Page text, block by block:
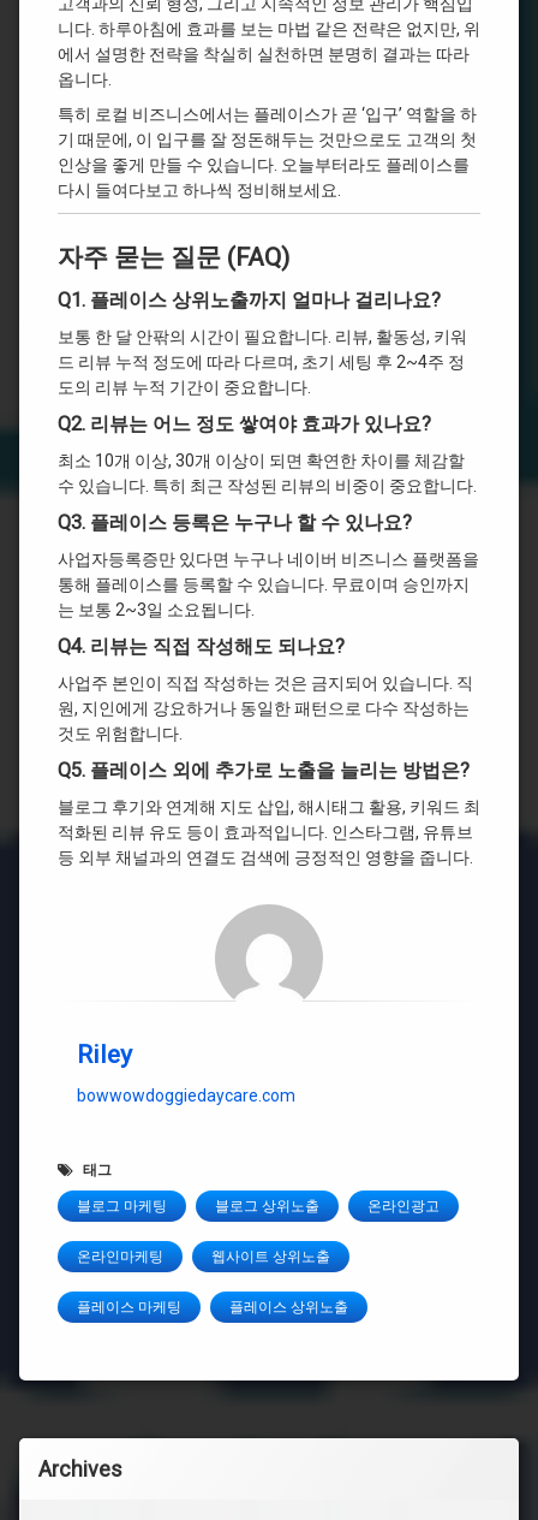
니다. 하루아침에 효과를 보는 마법 같은 전략은 없지만, 위
에서 설명한 전략을 착실히 실천하면 분명히 결과는 따라
옵니다.
특히 로컬 비즈니스에서는 플레이스가 곧 ‘입구’ 역할을 하
기 때문에, 이 입구를 잘 정돈해두는 것만으로도 고객의 첫
인상을 좋게 만들 수 있습니다. 오늘부터라도 플레이스를
다시 들여다보고 하나씩 정비해보세요.
자주 묻는 질문 (FAQ)
Q1. 플레이스 상위노출까지 얼마나 걸리나요?
보통 한 달 안팎의 시간이 필요합니다. 리뷰, 활동성, 키워
드 리뷰 누적 정도에 따라 다르며, 초기 세팅 후 2~4주 정
도의 리뷰 누적 기간이 중요합니다.
Q2. 리뷰는 어느 정도 쌓여야 효과가 있나요?
최소 10개 이상, 30개 이상이 되면 확연한 차이를 체감할
수 있습니다. 특히 최근 작성된 리뷰의 비중이 중요합니다.
Q3. 플레이스 등록은 누구나 할 수 있나요?
사업자등록증만 있다면 누구나 네이버 비즈니스 플랫폼을
통해 플레이스를 등록할 수 있습니다. 무료이며 승인까지
는 보통 2~3일 소요됩니다.
Q4. 리뷰는 직접 작성해도 되나요?
사업주 본인이 직접 작성하는 것은 금지되어 있습니다. 직
원, 지인에게 강요하거나 동일한 패턴으로 다수 작성하는
것도 위험합니다.
Q5. 플레이스 외에 추가로 노출을 늘리는 방법은?
블로그 후기와 연계해 지도 삽입, 해시태그 활용, 키워드 최
적화된 리뷰 유도 등이 효과적입니다. 인스타그램, 유튜브
등 외부 채널과의 연결도 검색에 긍정적인 영향을 줍니다.
Riley
bowwowdoggiedaycare.com
태그
블로그 마케팅 블로그 상위노출 온라인광고
온라인마케팅 웹사이트 상위노출
플레이스 마케팅 플레이스 상위노출
Archives